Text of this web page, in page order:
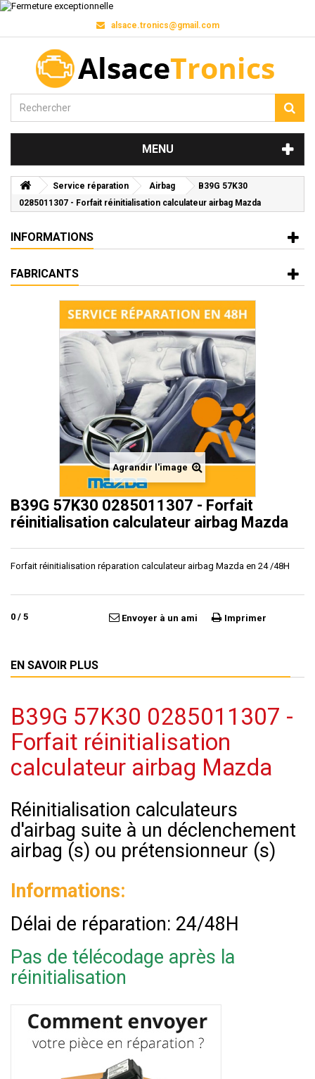
alsace.tronics@gmail.com
MENU
Service réparation Airbag
B39G 57K30
0285011307 - Forfait réinitialisation calculateur airbag Mazda
INFORMATIONS
FABRICANTS
Agrandir l'image
B39G 57K30 0285011307 - Forfait
réinitialisation calculateur airbag Mazda
Forfait réinitialisation réparation calculateur airbag Mazda en 24 /48H
0 / 5 Envoyer à un ami Imprimer
EN SAVOIR PLUS
B39G 57K30 0285011307 -
Forfait réinitialisation
calculateur airbag Mazda
Réinitialisation calculateurs
d'airbag suite à un déclenchement
airbag (s) ou prétensionneur (s)
Informations:
Délai de réparation: 24/48H
Pas de télécodage après la
réinitialisation